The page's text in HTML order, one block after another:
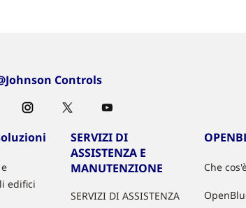
Controls
edifici
SERVIZI DI
ASSISTENZA E
MANUTENZIONE
SERVIZI DI ASSISTENZA
Che